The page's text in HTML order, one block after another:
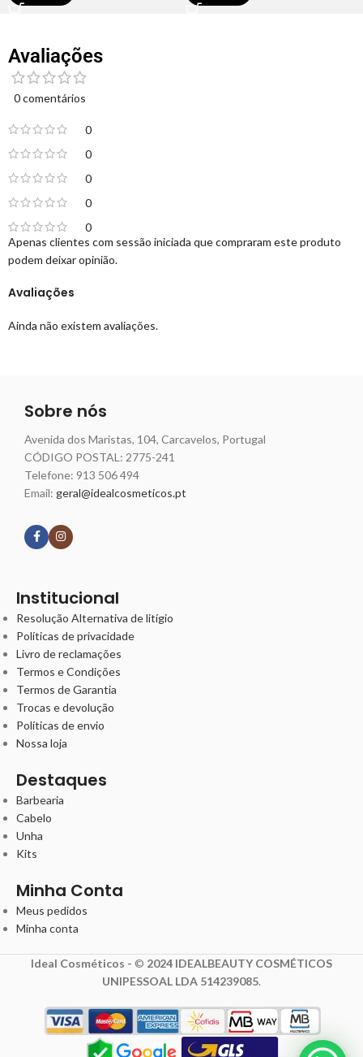
Avaliações
0 comentários
0
0
0
0
0
Avaliações
Ainda não existem avaliações.
Apenas clientes com sessão iniciada que compraram este produto
podem deixar opinião.
Sobre nós
Avenida dos Maristas, 104, Carcavelos, Portugal
CÓDIGO POSTAL: 2775-241
Telefone: 913 506 494
Email: geral@idealcosmeticos.pt
Institucional
Resolução Alternativa de litígio
Políticas de privacidade
Livro de reclamações
Termos e Condições
Termos de Garantia
Trocas e devolução
Políticas de envio
Nossa loja
Destaques
Barbearia
Cabelo
Unha
Kits
Minha Conta
Meus pedidos
Minha conta
Ideal Cosméticos - © 2024 IDEALBEAUTY COSMÉTICOS
UNIPESSOAL LDA 514239085.